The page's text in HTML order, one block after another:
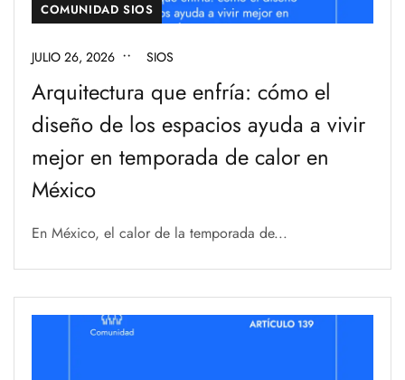
COMUNIDAD SIOS
JULIO 26, 2026 SIOS
Arquitectura que enfría: cómo el
diseño de los espacios ayuda a vivir
mejor en temporada de calor en
México
En México, el calor de la temporada de...